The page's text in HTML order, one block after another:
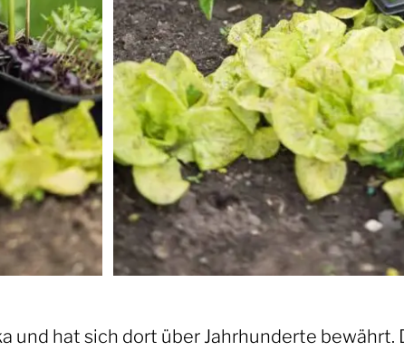
hat sich dort über Jahrhunderte bewährt.